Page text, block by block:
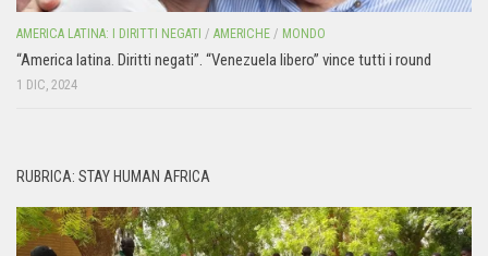
AMERICA LATINA: I DIRITTI NEGATI / AMERICHE / MONDO
“America latina. Diritti negati”. “Venezuela libero” vince tutti i round
1 DIC, 2024
RUBRICA: STAY HUMAN AFRICA